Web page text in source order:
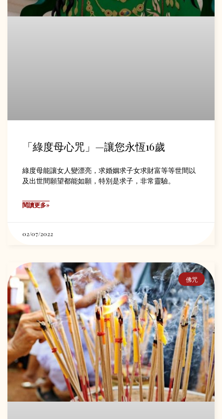
「綠度母心咒」—讓您永恆16歲
綠度母能讓女人變漂亮，求婚姻求子女求財富等等世間以
及出世間願望都能如願，特別是求子，非常靈驗。
閱讀更多»
02/07/2022
佛咒